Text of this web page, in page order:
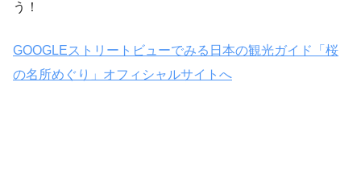
う！
GOOGLEストリートビューでみる日本の観光ガイド「桜
の名所めぐり」オフィシャルサイトへ